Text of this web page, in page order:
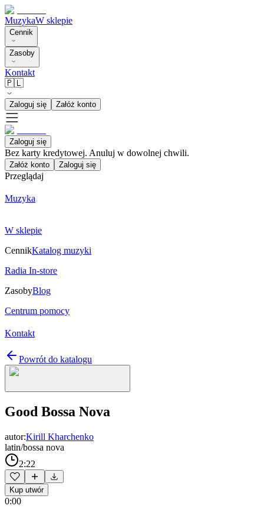
MuzykaW sklepie
Cennik
Zasoby
Kontakt
🇵🇱
Zaloguj się Załóż konto
Zaloguj się
Bez karty kredytowej. Anuluj w dowolnej chwili.
Załóż konto Zaloguj się
Przeglądaj
Muzyka
W sklepie
CennikKatalog muzyki
Radia In-store
ZasobyBlog
Centrum pomocy
Kontakt
Powrót do katalogu
Good Bossa Nova
autor:Kirill Kharchenko
latin/bossa nova
2:22
Kup utwór
0:00